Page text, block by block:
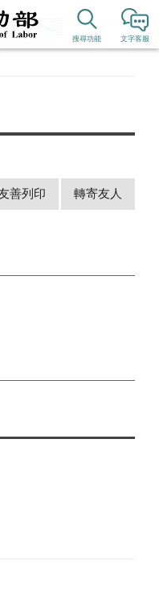
文字客服
搜尋功能
、決算書及會計月報
善列印 轉寄友人